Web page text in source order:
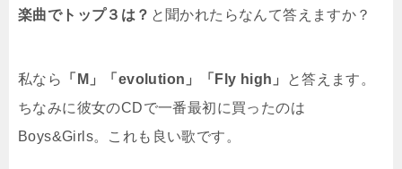
楽曲でトップ３は？ と聞かれたらなんて答えますか？
私なら 「M」「evolution」「Fly high」
と答えます。
ちなみに彼女のCDで一番最初に買ったのは
Boys&Girls。これも良い歌です。